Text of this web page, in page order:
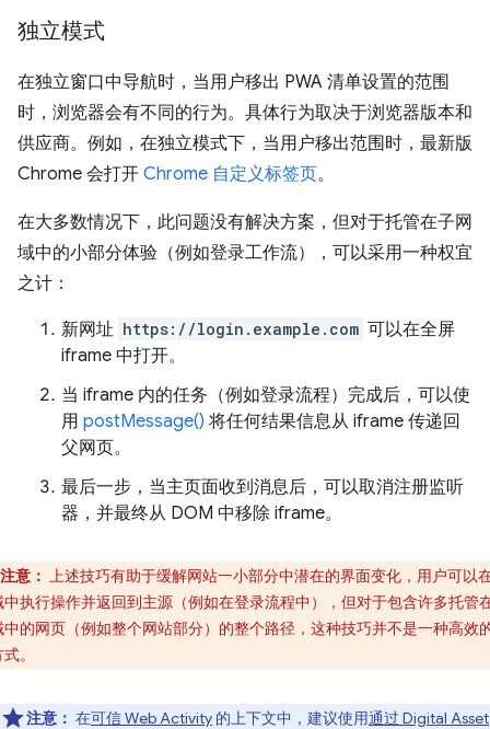
独立模式
在独立窗口中导航时，当用户移出 PWA 清单设置的范围
时，浏览器会有不同的行为。具体行为取决于浏览器版本和
供应商。例如，在独立模式下，当用户移出范围时，最新版
Chrome 会打开 Chrome 自定义标签页。
在大多数情况下，此问题没有解决方案，但对于托管在子网
域中的小部分体验（例如登录工作流），可以采用一种权宜
之计：
新网址 https://login.example.com 可以在全屏
iframe 中打开。
当 iframe 内的任务（例如登录流程）完成后，可以使
用 postMessage() 将任何结果信息从 iframe 传递回
父网页。
最后一步，当主页面收到消息后，可以取消注册监听
器，并最终从 DOM 中移除 iframe。
注意： 上述技巧有助于缓解网站一小部分中潜在的界面变化，用户可以
中执行操作并返回到主源（例如在登录流程中），但对于包含许多托管
中的网页（例如整个网站部分）的整个路径，这种技巧并不是一种高效
。
注意： 在可信 Web Activity 的上下文中，建议使用通过 Digital Asset